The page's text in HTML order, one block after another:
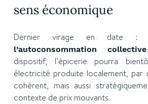
sens économique
Dernier virage en date :
l’autoconsommation collective
dispositif, l’épicerie pourra
électricité produite localement, par
cohérent, mais aussi
contexte de prix mouvants.